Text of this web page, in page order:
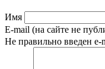
Имя
E-mail (на сайте не
Не правильно введен e-